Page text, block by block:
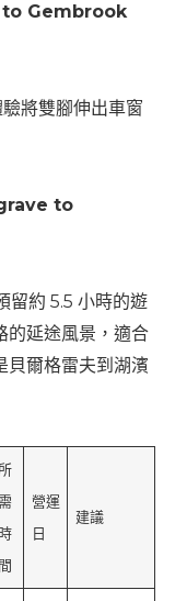
to Gembrook
將雙腳伸出車窗
to
留約 5.5 小時的遊
的延途風景，適合
貝爾格雷夫到湖濱
時
間
營運
日
建議